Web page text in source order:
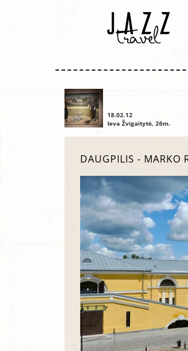
18.02.12
Ieva Žvigaitytė, 26m.
DAUGPILIS - MARKO